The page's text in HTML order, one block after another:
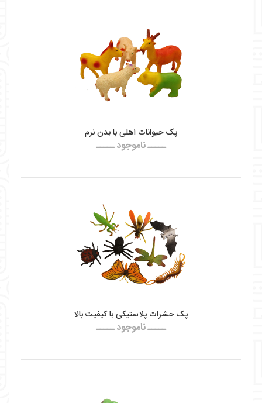
پک حیوانات اهلی با بدن نرم
ـــــ ناموجود ـــــ
پک حشرات پلاستیکی با کیفیت بالا
ـــــ ناموجود ـــــ